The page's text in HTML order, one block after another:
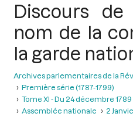
Discours
nom de la
la garde
Archives parlementaires de la
Première série (1787-1799)
Tome XI - Du 24 décembre 1789
Assemblée nationale
2